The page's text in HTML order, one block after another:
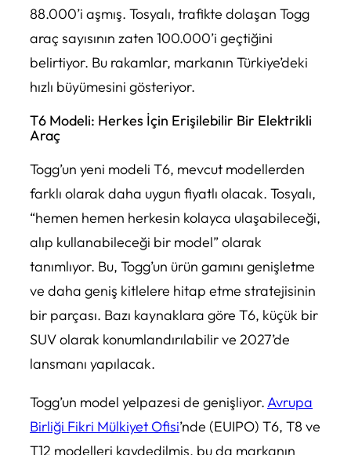
88.000’i aşmış. Tosyalı, trafikte dolaşan Togg
araç sayısının zaten 100.000’i geçtiğini
belirtiyor. Bu rakamlar, markanın Türkiye’deki
hızlı büyümesini gösteriyor.
T6 Modeli: Herkes İçin Erişilebilir Bir Elektrikli
Araç
Togg’un yeni modeli T6, mevcut modellerden
farklı olarak daha uygun fiyatlı olacak. Tosyalı,
“hemen hemen herkesin kolayca ulaşabileceği,
alıp kullanabileceği bir model” olarak
tanımlıyor. Bu, Togg’un ürün gamını genişletme
ve daha geniş kitlelere hitap etme stratejisinin
bir parçası. Bazı kaynaklara göre T6, küçük bir
SUV olarak konumlandırılabilir ve 2027’de
lansmanı yapılacak.
Togg’un model yelpazesi de genişliyor.Avrupa
Birliği Fikri Mülkiyet Ofisi’nde (EUIPO) T6, T8 ve
T12 modelleri kaydedilmiş, bu da markanın